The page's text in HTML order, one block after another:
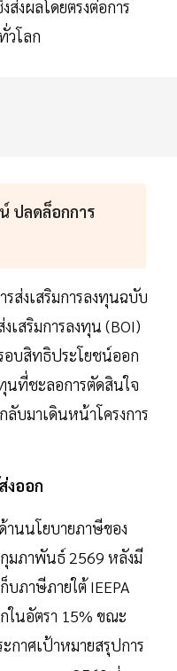
ส่งผลโดยตรงต่อการ
วโลก
ปลดล็อกการ
ส่งเสริมการลงทุนฉบับ
เสริมการลงทุน (BOI)
อบสิทธิประโยชน์ออก
ที่ชะลอการตัดสินใจ
ลับมาเดินหน้าโครงการ
งออก
านนโยบายภาษีของ
มภาพันธ์ 2569 หลังมี
บภาษีภายใต้ IEEPA
ในอัตรา 15% ขณะ
กาศเป้าหมายสรุปการ